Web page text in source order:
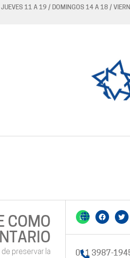
JUEVES 11 A 19 / DOMINGOS 14 A 18 /
COMO
preservar la
011 3987-